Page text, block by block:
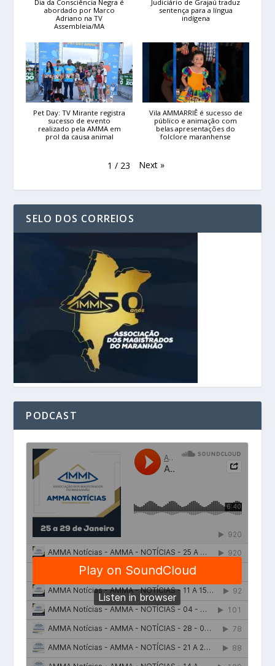
Dia da Consciência Negra é
abordado por Marco
Adriano na TV
Assembleia/MA
Judiciário de Grajaú traduz
sentença para a língua
indígena
Pet Day: TV Mirante registra
sucesso de evento
realizado pela AMMA em
prol da causa animal
Vila AMMARRIÊ é sucesso de
público e animação com
belas apresentações do
folclore maranhense
1 / 23 Next »
SELO DOS CORREIOS
PODCAST